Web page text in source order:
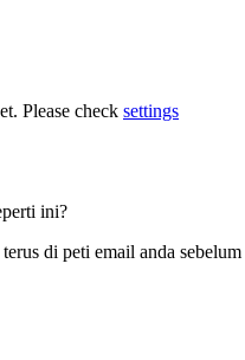
Please check settings
ini?
di peti email anda